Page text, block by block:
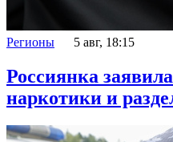
Регионы 5 авг, 18:15
Россиянка
наркотики и